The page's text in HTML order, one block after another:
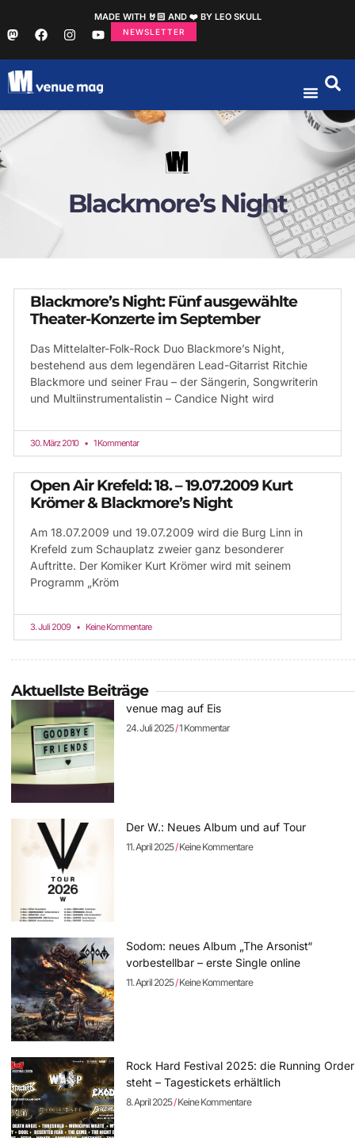
MADE WITH 🤘🏻 AND ❤️ BY LEO SKULL
NEWSLETTER
Blackmore’s Night
Blackmore’s Night: Fünf ausgewählte
Theater-Konzerte im September
Das Mittelalter-Folk-Rock Duo Blackmore’s Night,
bestehend aus dem legendären Lead-Gitarrist Ritchie
Blackmore und seiner Frau – der Sängerin, Songwriterin
und Multiinstrumentalistin – Candice Night wird
30. März 2010 1 Kommentar
Open Air Krefeld: 18. – 19.07.2009 Kurt
Krömer & Blackmore’s Night
Am 18.07.2009 und 19.07.2009 wird die Burg Linn in
Krefeld zum Schauplatz zweier ganz besonderer
Auftritte. Der Komiker Kurt Krömer wird mit seinem
Programm „Kröm
3. Juli 2009 Keine Kommentare
Aktuellste Beiträge
venue mag auf Eis
24. Juli 2025 1 Kommentar
Der W.: Neues Album und auf Tour
11. April 2025 Keine Kommentare
Sodom: neues Album „The Arsonist“
vorbestellbar – erste Single online
11. April 2025 Keine Kommentare
Rock Hard Festival 2025: die Running Order
steht – Tagestickets erhältlich
8. April 2025 Keine Kommentare